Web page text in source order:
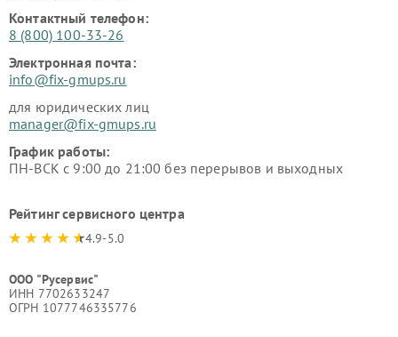
Контактный телефон:
8 (800) 100-33-26
Электронная почта:
info@fix-gmups.ru
для юридических лиц
manager@fix-gmups.ru
График работы:
ПН-ВСК с 9:00 до 21:00 без перерывов и выходных
Рейтинг сервисного центра
4.9-5.0
ООО "Русервис"
ИНН 7702633247
ОГРН 1077746335776